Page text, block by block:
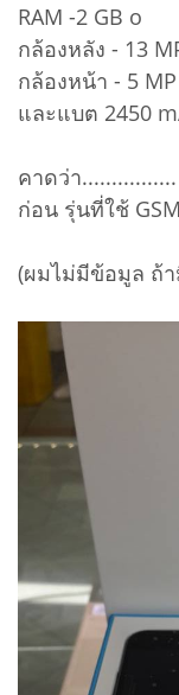
RAM -2 GB o
กล้องหลัง - 13
กล้องหน้า - 5 MP
และแบต 2450
คาดว่า
ก่อน รุ่นที่ใช้
(ผมไม่มีข้อมูล ถ้